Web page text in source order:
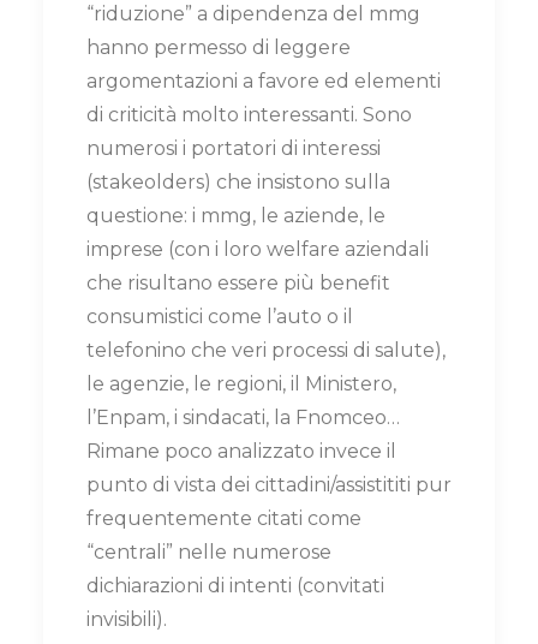
“riduzione” a dipendenza del mmg
hanno permesso di leggere
argomentazioni a favore ed elementi
di criticità molto interessanti. Sono
numerosi i portatori di interessi
(stakeolders) che insistono sulla
questione: i mmg, le aziende, le
imprese (con i loro welfare aziendali
che risultano essere più benefit
consumistici come l’auto o il
telefonino che veri processi di salute),
le agenzie, le regioni, il Ministero,
l’Enpam, i sindacati, la Fnomceo…
Rimane poco analizzato invece il
punto di vista dei cittadini/assistititi pur
frequentemente citati come
“centrali” nelle numerose
dichiarazioni di intenti (convitati
invisibili).